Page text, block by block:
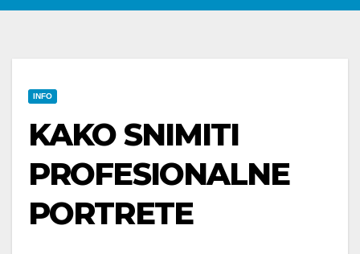
INFO
KAKO SNIMITI
PROFESIONALNE
PORTRETE